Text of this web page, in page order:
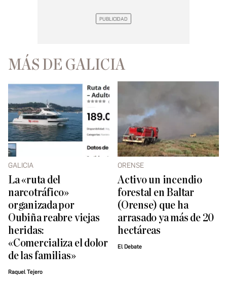
MÁS DE GALICIA
GALICIA
La «ruta del
narcotráfico»
organizada por
Oubiña reabre viejas
heridas:
«Comercializa el dolor
de las familias»
Raquel Tejero
ORENSE
Activo un incendio
forestal en Baltar
(Orense) que ha
arrasado ya más de 20
hectáreas
El Debate